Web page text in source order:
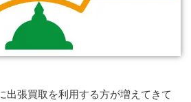
出張買取を利用する方が増えてきて